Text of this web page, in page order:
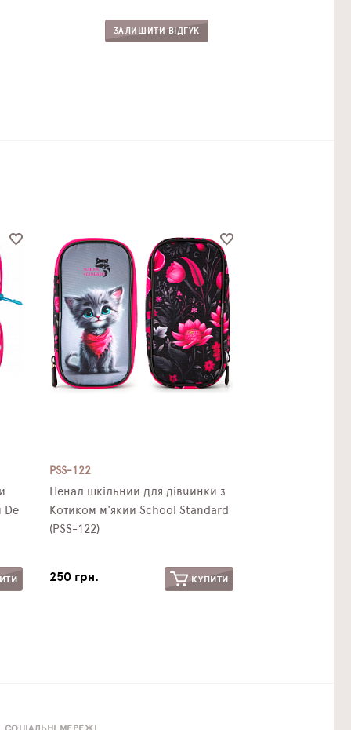
ЗАЛИШИТИ ВІДГУК
De
PSS-122
Пенал шкільний для дівчинки з
Котиком м'який School Standard
(PSS-122)
250 грн. КУПИТИ
СОЦІАЛЬНІ МЕРЕЖІ